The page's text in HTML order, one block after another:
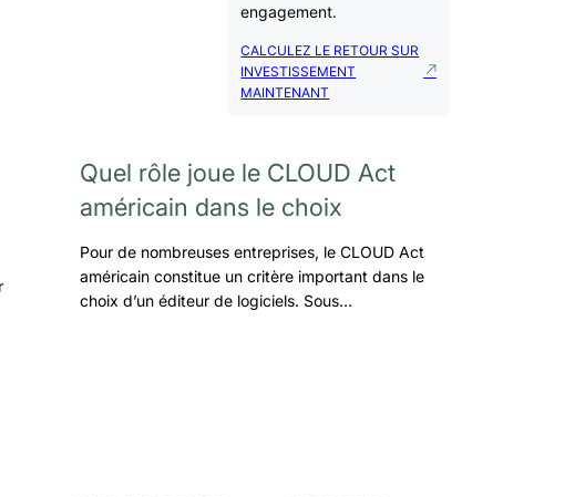
engagement.
CALCULEZ LE RETOUR SUR
INVESTISSEMENT
MAINTENANT
Quel rôle joue le CLOUD Act
américain dans le choix
Pour de nombreuses entreprises, le CLOUD Act
américain constitue un critère important dans le
choix d’un éditeur de logiciels. Sous…